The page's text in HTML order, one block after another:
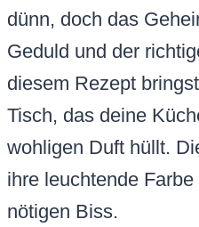
dünn, doch das
Geduld und der
diesem Rezept
Tisch, das deine
wohligen Duft hüllt.
ihre leuchtende
nötigen Biss.